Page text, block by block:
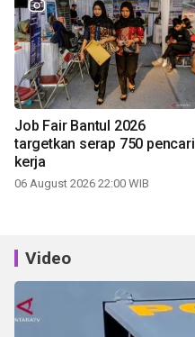
Job Fair Bantul 2026
targetkan serap 750 pencari
kerja
06 August 2026 22:00 WIB
Video